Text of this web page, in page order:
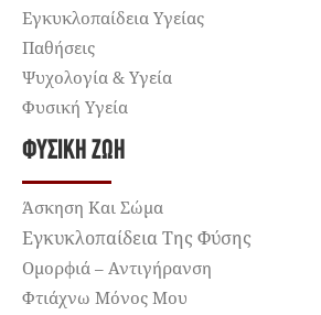
Εγκυκλοπαίδεια Υγείας
Παθήσεις
Ψυχολογία & Υγεία
Φυσική Υγεία
ΦΥΣΙΚΉ ΖΩΉ
Άσκηση Και Σώμα
Εγκυκλοπαίδεια Της Φύσης
Ομορφιά – Αντιγήρανση
Φτιάχνω Μόνος Μου